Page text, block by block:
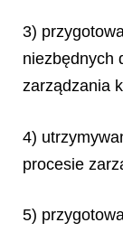
3)
niezbędnych
zarządzania
4)
procesie
5)